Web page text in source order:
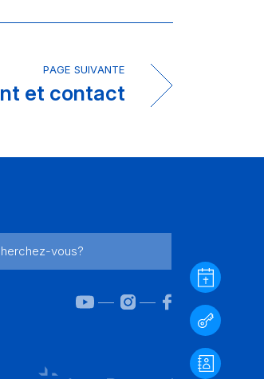
PAGE SUIVANTE
et contact